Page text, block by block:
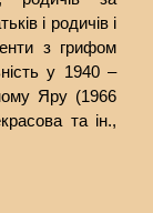
і родичів і
з грифом
у 1940 –
Яру (1966
та ін.,